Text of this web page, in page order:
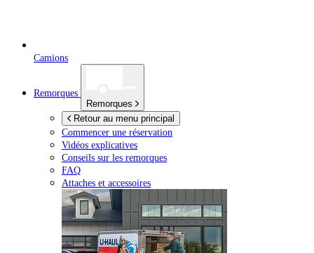
Camions
Remorques
Remorques
Retour au menu principal
Commencer une réservation
Vidéos explicatives
Conseils sur les remorques
FAQ
Attaches et accessoires